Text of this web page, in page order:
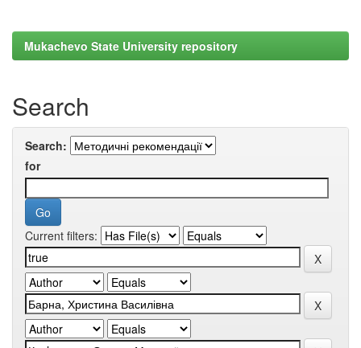
Mukachevo State University repository
Search
Search:
for
Current filters: